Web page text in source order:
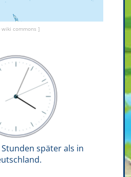
commons ]
später als in